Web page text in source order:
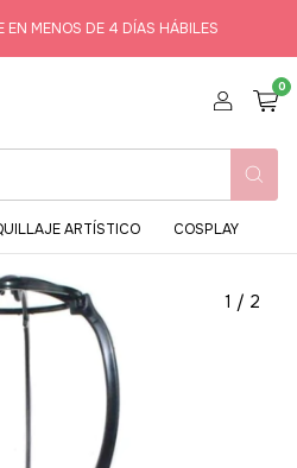
EN MENOS DE 4 DÍAS HÁBILES
0
ARTÍSTICO COSPLAY
1 / 2